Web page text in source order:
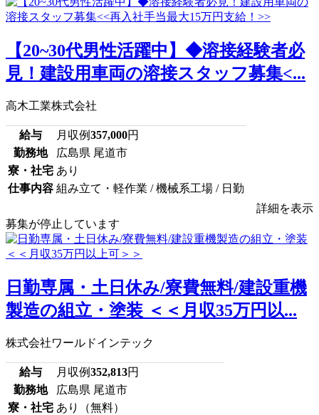
【20~30代男性活躍中】◆溶接経験者必
見！建設用車両の溶接スタッフ募集<...
高木工業株式会社
給与 月収例357,000円
勤務地
広島県 尾道市
寮・社宅 あり
仕事内容 組み立て・軽作業 / 機械系工場 / 日勤
詳細を表示
募集が停止しています
日勤専属・土日休み/寮費無料/建設重機
製造の組立・塗装 ＜＜月収35万円以...
株式会社ワールドインテック
給与 月収例352,813円
勤務地
広島県 尾道市
寮・社宅 あり（無料）